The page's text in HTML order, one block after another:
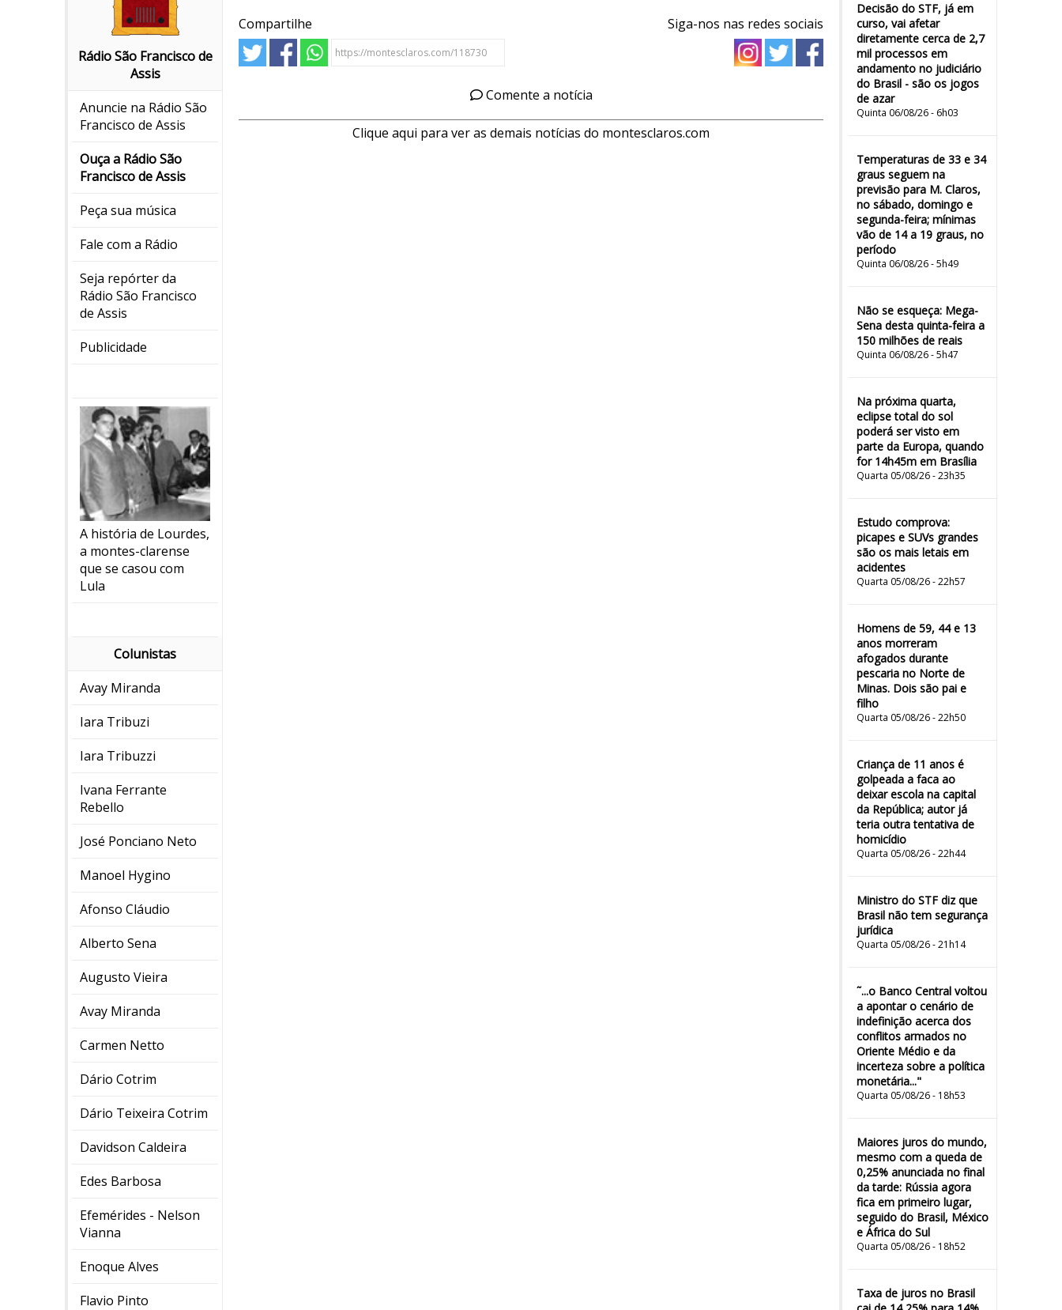
Rádio São Francisco de
Assis
Anuncie na Rádio São
Francisco de Assis
Ouça a Rádio São
Francisco de Assis
Peça sua música
Fale com a Rádio
Seja repórter da
Rádio São Francisco
de Assis
Publicidade
A história de Lourdes,
a montes-clarense
que se casou com
Lula
Colunistas
Avay Miranda
Iara Tribuzi
Iara Tribuzzi
Ivana Ferrante
Rebello
José Ponciano Neto
Manoel Hygino
Afonso Cláudio
Alberto Sena
Augusto Vieira
Avay Miranda
Carmen Netto
Dário Cotrim
Dário Teixeira Cotrim
Davidson Caldeira
Edes Barbosa
Efemérides - Nelson
Vianna
Enoque Alves
Flavio Pinto
Decisão do STF, já em
curso, vai afetar
diretamente cerca de 2,7
mil processos em
andamento no judiciário
do Brasil - são os jogos
de azar
Quinta 06/08/26 - 6h03
Temperaturas de 33 e 34
graus seguem na
previsão para M. Claros,
no sábado, domingo e
segunda-feira; mínimas
vão de 14 a 19 graus, no
período
Quinta 06/08/26 - 5h49
Não se esqueça: Mega-
Sena desta quinta-feira a
150 milhões de reais
Quinta 06/08/26 - 5h47
Na próxima quarta,
eclipse total do sol
poderá ser visto em
parte da Europa, quando
for 14h45m em Brasília
Quarta 05/08/26 - 23h35
Estudo comprova:
picapes e SUVs grandes
são os mais letais em
acidentes
Quarta 05/08/26 - 22h57
Homens de 59, 44 e 13
anos morreram
afogados durante
pescaria no Norte de
Minas. Dois são pai e
filho
Quarta 05/08/26 - 22h50
Criança de 11 anos é
golpeada a faca ao
deixar escola na capital
da República; autor já
teria outra tentativa de
homicídio
Quarta 05/08/26 - 22h44
Ministro do STF diz que
Brasil não tem segurança
jurídica
Quarta 05/08/26 - 21h14
˜...o Banco Central voltou
a apontar o cenário de
indefinição acerca dos
conflitos armados no
Oriente Médio e da
incerteza sobre a política
monetária..."
Quarta 05/08/26 - 18h53
Maiores juros do mundo,
mesmo com a queda de
0,25% anunciada no final
da tarde: Rússia agora
fica em primeiro lugar,
seguido do Brasil, México
e África do Sul
Quarta 05/08/26 - 18h52
Taxa de juros no Brasil
Compartilhe Siga-nos nas redes sociais
Comente a notícia
Clique aqui para ver as demais notícias do montesclaros.com